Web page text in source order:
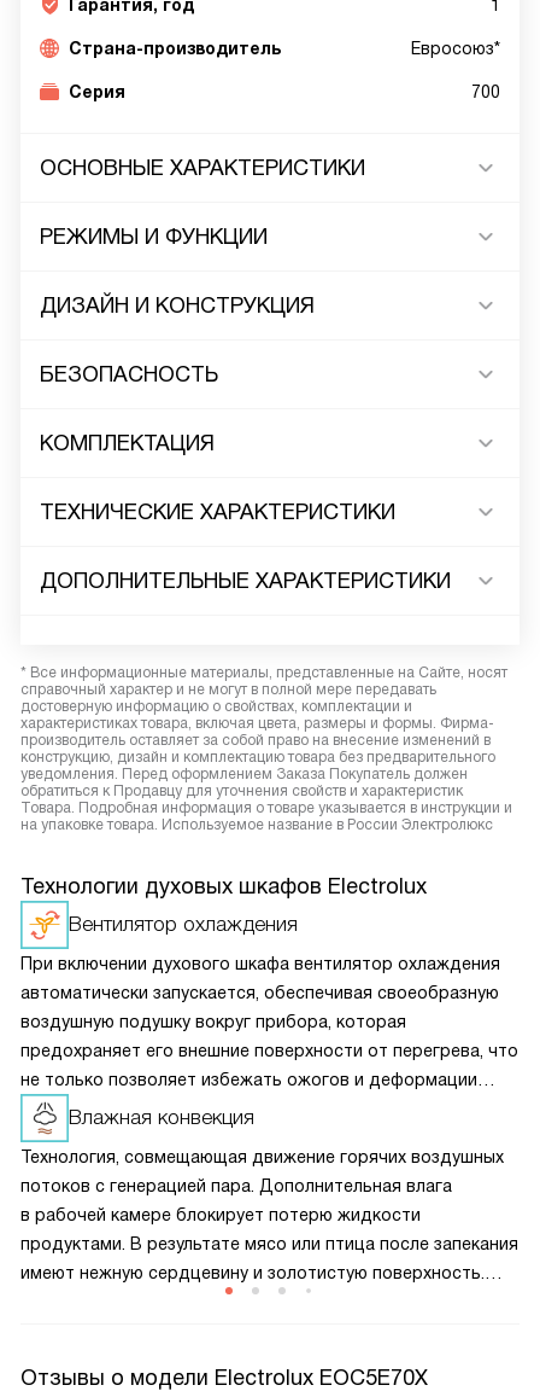
Гарантия, год 1
Страна-производитель Евросоюз*
Серия 700
ОСНОВНЫЕ ХАРАКТЕРИСТИКИ
РЕЖИМЫ И ФУНКЦИИ
ДИЗАЙН И КОНСТРУКЦИЯ
БЕЗОПАСНОСТЬ
КОМПЛЕКТАЦИЯ
ТЕХНИЧЕСКИЕ ХАРАКТЕРИСТИКИ
ДОПОЛНИТЕЛЬНЫЕ ХАРАКТЕРИСТИКИ
* Все информационные материалы, представленные на Сайте, носят
справочный характер и не могут в полной мере передавать
достоверную информацию о свойствах, комплектации и
характеристиках товара, включая цвета, размеры и формы. Фирма-
производитель оставляет за собой право на внесение изменений в
конструкцию, дизайн и комплектацию товара без предварительного
уведомления. Перед оформлением Заказа Покупатель должен
обратиться к Продавцу для уточнения свойств и характеристик
Товара. Подробная информация о товаре указывается в инструкции и
на упаковке товара. Используемое название в России Электролюкс
Технологии духовых шкафов Electrolux
Вентилятор охлаждения
При включении духового шкафа вентилятор охлаждения
автоматически запускается, обеспечивая своеобразную
воздушную подушку вокруг прибора, которая
предохраняет его внешние поверхности от перегрева, что
не только позволяет избежать ожогов и деформации
кухонного гарнитура, но и помогает сократить
теплопотери, а значит и снизить расход электроэнергии
при приготовлении пищи.
Влажная конвекция
Технология, совмещающая движение горячих воздушных
потоков с генерацией пара. Дополнительная влага
в рабочей камере блокирует потерю жидкости
продуктами. В результате мясо или птица после запекания
имеют нежную сердцевину и золотистую поверхность.
Отзывы о модели Electrolux EOC5E70X